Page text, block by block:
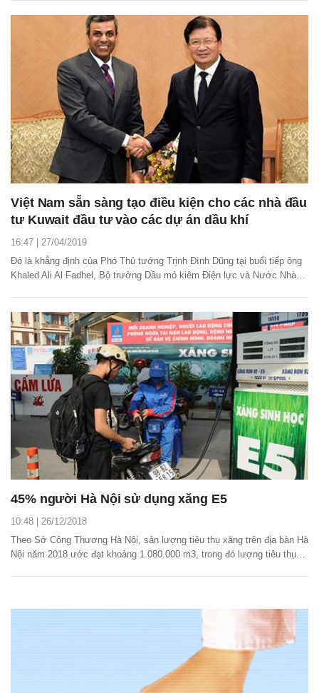
Việt Nam sẵn sàng tạo điều kiện cho các nhà đầu
tư Kuwait đầu tư vào các dự án dầu khí
16:47 | 27/04/2019
Đó là khẳng định của Phó Thủ tướng Trịnh Đình Dũng tại buổi tiếp ông
Khaled Ali Al Fadhel, Bộ trưởng Dầu mỏ kiêm Điện lực và Nước Nhà
45% người Hà Nội sử dụng xăng E5
10:48 | 26/12/2018
Theo Sở Công Thương Hà Nội, sản lượng tiêu thụ xăng trên địa bàn Hà
Nội năm 2018 ước đạt khoảng 1.080.000 m3, trong đó lượng tiêu thụ